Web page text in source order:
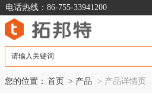
电话热线：86-755-33941200
您的位置： 首页 > 产品 > 产品详情页